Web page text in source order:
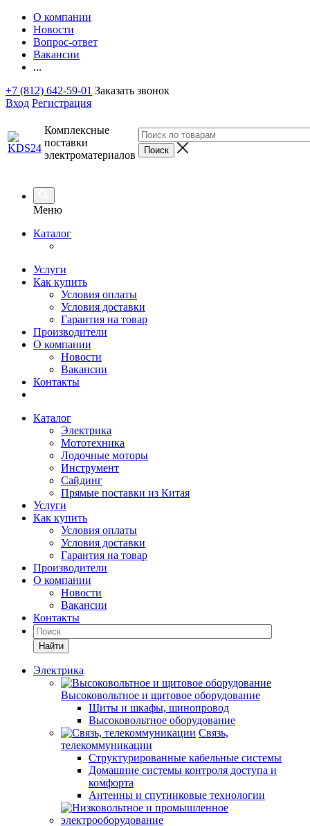
О компании
Новости
Вопрос-ответ
Вакансии
...
+7 (812) 642-59-01 Заказать звонок
Вход Регистрация
Комплексные
поставки
электроматериалов
Меню
Каталог
Услуги
Как купить
Условия оплаты
Условия доставки
Гарантия на товар
Производители
О компании
Новости
Вакансии
Контакты
Каталог
Электрика
Мототехника
Лодочные моторы
Инструмент
Сайдинг
Прямые поставки из Китая
Услуги
Как купить
Условия оплаты
Условия доставки
Гарантия на товар
Производители
О компании
Новости
Вакансии
Контакты
Найти
Электрика
Высоковольтное и щитовое оборудование
Щиты и шкафы, шинопровод
Высоковольтное оборудование
Связь,
телекоммуникации
Структурированные кабельные системы
Домашние системы контроля доступа и
комфорта
Антенны и спутниковые технологии